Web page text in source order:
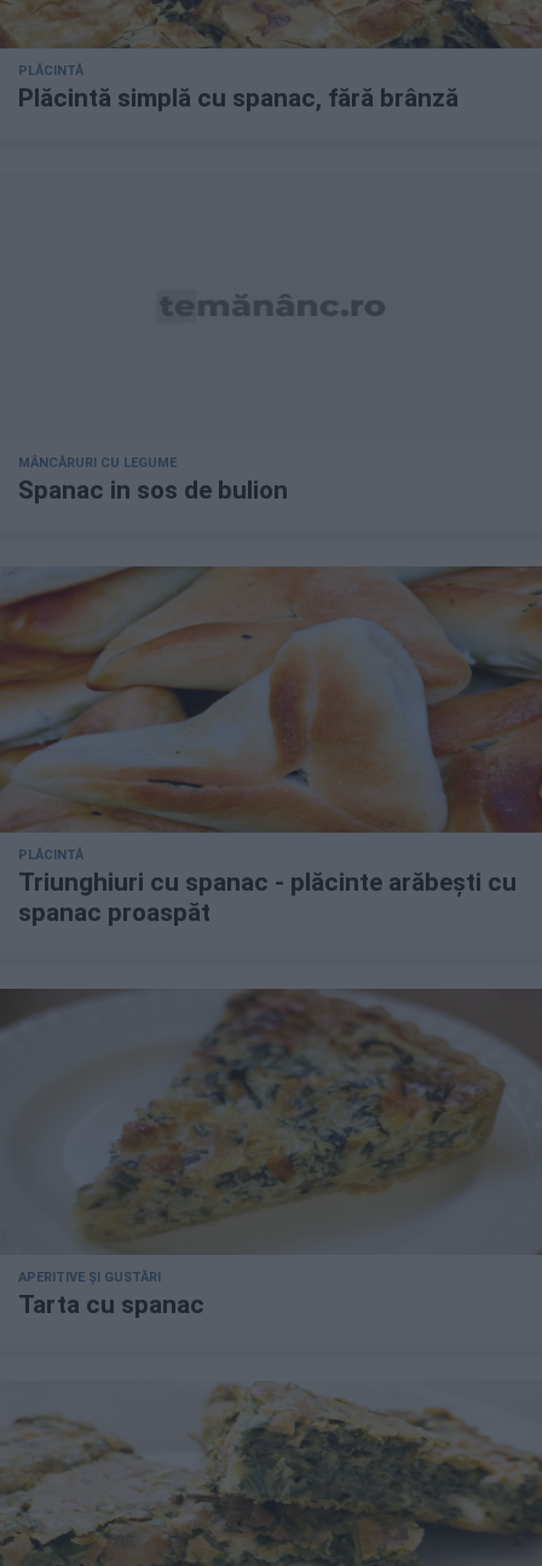
PLĂCINTĂ
Plăcintă simplă cu spanac, fără brânză
MÂNCĂRURI CU LEGUME
Spanac in sos de bulion
PLĂCINTĂ
Triunghiuri cu spanac - plăcinte arăbești cu
spanac proaspăt
APERITIVE ȘI GUSTĂRI
Tarta cu spanac